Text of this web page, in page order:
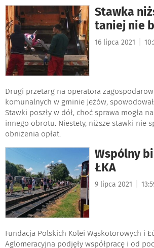
Stawka
taniej nie
16 lipca 2021
Drugi przetarg na operatora
komunalnych w gminie Jeżów,
Stawki poszły w dół, choć sprawa mogła
innego obrotu. Niestety, niższe stawki nie
obniżenia opłat.
Wspólny
ŁKA
9 lipca 2021
Fundacja Polskich Kolei Wąskotorowych i
Aglomeracyjna podjęły współpracę i od